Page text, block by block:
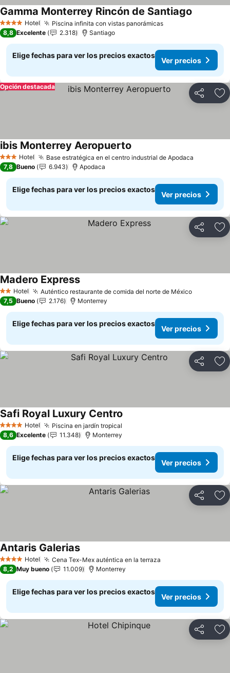
4 EstrellasHotel Piscina infinita con vistas panorámicasVer precios
Gamma Monterrey Rincón de Santiago
8,8 Excelente 2.318 Santiago
Elige fechas para ver los precios exactos
Ver precios
Compartir
Opción destacada
3 Estrellas
Hotel Base estratégica en el centro industrial de Apodaca
ibis Monterrey Aeropuerto
7,8 Bueno 6.943 Apodaca
Elige fechas para ver los precios exactos
Ver precios
Compartir
2 Estrellas
Hotel Auténtico restaurante de comida del norte de MéxicoVer
Madero ExpressVer precios
7,5 Bueno 2.176 Monterrey
Elige fechas para ver los precios exactos
Ver precios
Compartir
4 EstrellasHotel Piscina en jardín tropical
Safi Royal Luxury Centro
8,6 Excelente 11.348 Monterrey
Elige fechas para ver los precios exactos
Ver precios
Compartir
4 EstrellasHotel Cena Tex-Mex auténtica en la terraza
Antaris GaleriasVer precios
8,2 Muy bueno 11.009 Monterrey
Elige fechas para ver los precios exactos
Ver precios
Compartir